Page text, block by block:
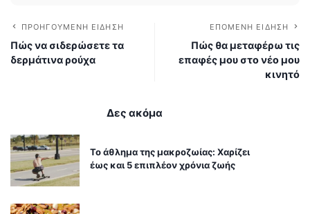
ΠΡΟΗΓΟΎΜΕΝΗ ΕΊΔΗΣΗ
Πώς να σιδερώσετε τα
δερμάτινα ρούχα
ΕΠΌΜΕΝΗ ΕΊΔΗΣΗ
Πώς θα μεταφέρω τις
επαφές μου στο νέο μου
κινητό
Δες ακόμα
Το άθλημα της μακροζωίας: Χαρίζει
έως και 5 επιπλέον χρόνια ζωής